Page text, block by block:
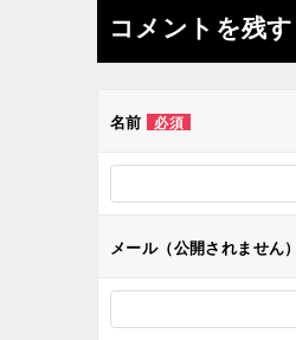
ナ
ビ
ゲ
ー
ン
コメントを残す
名前 必須
メール（公開されません）